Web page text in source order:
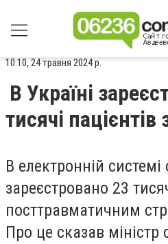
10:10, 24 травня 2024 р.
В Україні
тисячі
В електронній
зареєстровано 23
посттравматичним
Про це сказав